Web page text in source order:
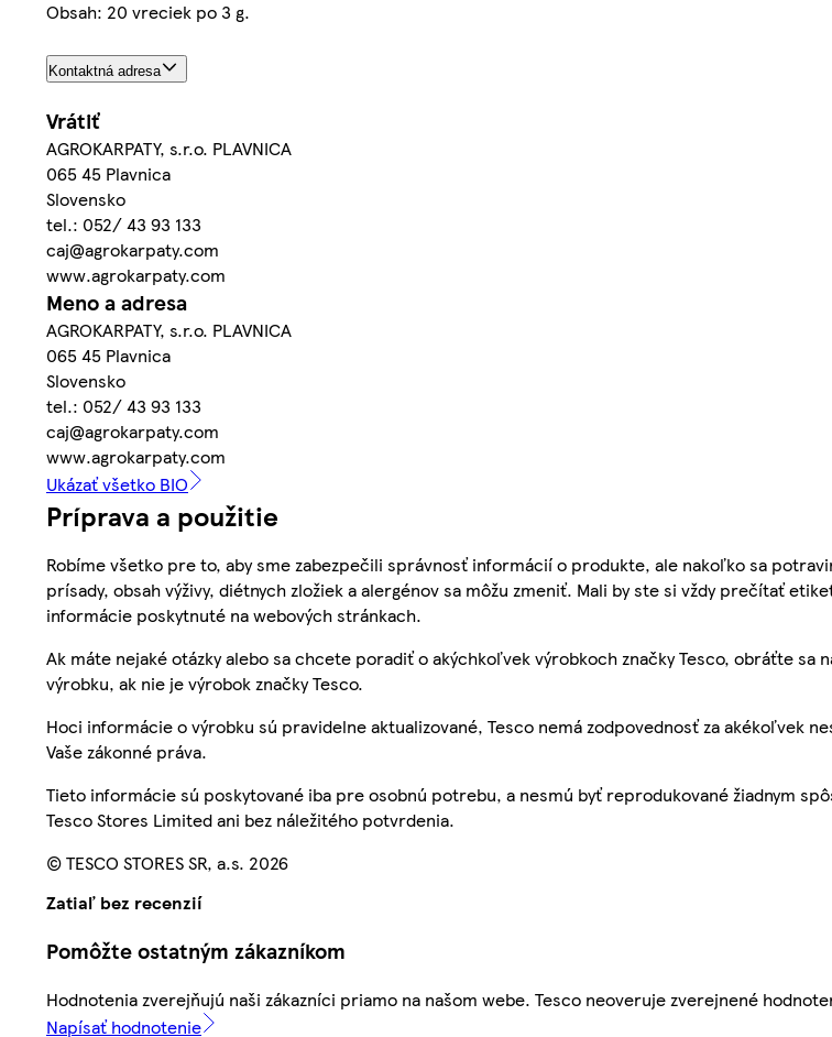
Obsah: 20 vreciek po 3 g.
Kontaktná adresa
Vrátiť
AGROKARPATY, s.r.o. PLAVNICA
065 45 Plavnica
Slovensko
tel.: 052/ 43 93 133
caj@agrokarpaty.com
www.agrokarpaty.com
Meno a adresa
AGROKARPATY, s.r.o. PLAVNICA
065 45 Plavnica
Slovensko
tel.: 052/ 43 93 133
caj@agrokarpaty.com
www.agrokarpaty.com
Ukázať všetko BIO
Príprava a použitie
Robíme všetko pre to, aby sme zabezpečili správnosť informácií o produkte, ale nakoľko sa
prísady, obsah výživy, diétnych zložiek a alergénov sa môžu zmeniť. Mali by ste si vždy prečítať
informácie poskytnuté na webových stránkach.
Ak máte nejaké otázky alebo sa chcete poradiť o akýchkoľvek výrobkoch značky Tesco, obráťte sa
výrobku, ak nie je výrobok značky Tesco.
Hoci informácie o výrobku sú pravidelne aktualizované, Tesco nemá zodpovednosť za akékoľvek
Vaše zákonné práva.
Tieto informácie sú poskytované iba pre osobnú potrebu, a nesmú byť reprodukované žiadnym
Tesco Stores Limited ani bez náležitého potvrdenia.
© TESCO STORES SR, a.s. 2026
Zatiaľ bez recenzií
Pomôžte ostatným zákazníkom
Hodnotenia zverejňujú naši zákazníci priamo na našom webe. Tesco neoveruje zverejnené
Napísať hodnotenie